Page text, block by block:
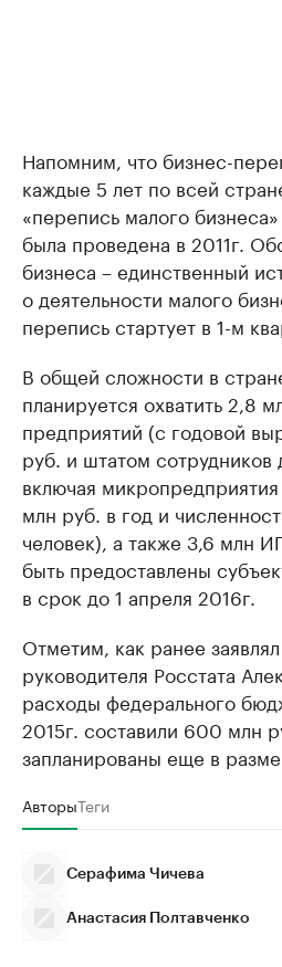
Напомним, что бизнес-
каждые 5 лет по всей
«перепись малого
была проведена в 2011г.
бизнеса – единственный
о деятельности малого
перепись стартует в 1-м
В общей сложности в
планируется охватить 2,8
предприятий (с годовой
руб. и штатом сотрудников
включая
млн руб. в год и
человек), а также 3,6 млн
быть предоставлены
в срок до 1 апреля 2016г.
Отметим, как ранее
руководителя Росстата
расходы федерального
2015г. составили 600 млн
запланированы еще в
АвторыТеги
Серафима Чичева
Анастасия Полтавченко